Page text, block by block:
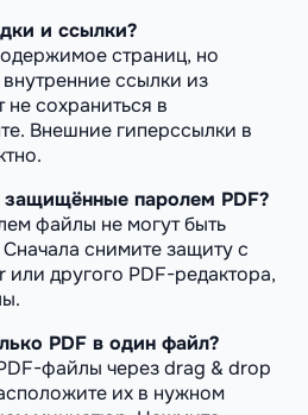
и ссылки?
страниц, но
ссылки из
сохраниться в
Внешние гиперссылки в
паролем PDF?
файлы не могут быть
снимите защиту с
другого PDF-редактора,
PDF в один файл?
файлы через drag & drop
их в нужном